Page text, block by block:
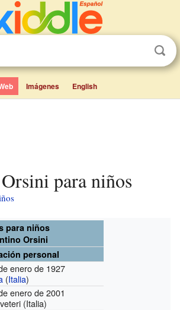
Imágenes English
Orsini para niños
para niños
Orsini
personal
enero de 1927
(Italia)
enero de 2001
(Italia)